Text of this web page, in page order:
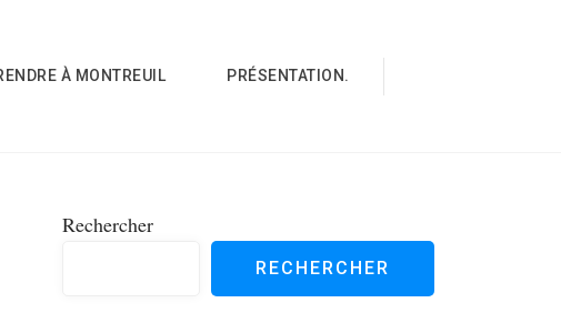
À MONTREUIL PRÉSENTATION.
Rechercher
RECHERCHER